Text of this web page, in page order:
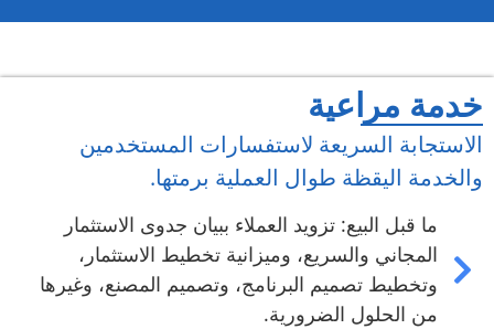
خدمة مراعية
الاستجابة السريعة لاستفسارات المستخدمين
والخدمة اليقظة طوال العملية برمتها.
ما قبل البيع: تزويد العملاء ببيان جدوى الاستثمار
المجاني والسريع، وميزانية تخطيط الاستثمار،
وتخطيط تصميم البرنامج، وتصميم المصنع، وغيرها
من الحلول الضرورية.